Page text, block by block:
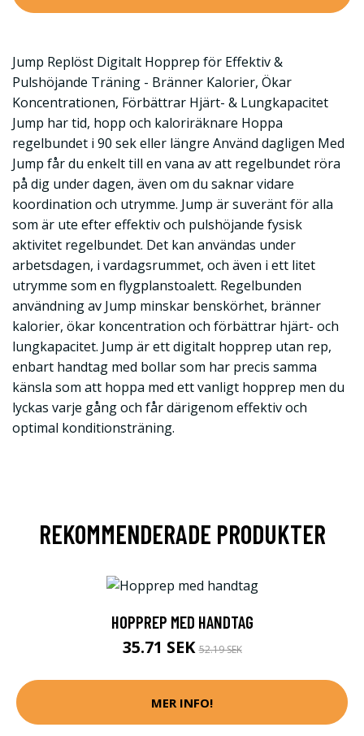
Jump Replöst Digitalt Hopprep för Effektiv &
Pulshöjande Träning - Bränner Kalorier, Ökar
Koncentrationen, Förbättrar Hjärt- & Lungkapacitet
Jump har tid, hopp och kaloriräknare Hoppa
regelbundet i 90 sek eller längre Använd dagligen Med
Jump får du enkelt till en vana av att regelbundet röra
på dig under dagen, även om du saknar vidare
koordination och utrymme. Jump är suveränt för alla
som är ute efter effektiv och pulshöjande fysisk
aktivitet regelbundet. Det kan användas under
arbetsdagen, i vardagsrummet, och även i ett litet
utrymme som en flygplanstoalett. Regelbunden
användning av Jump minskar benskörhet, bränner
kalorier, ökar koncentration och förbättrar hjärt- och
lungkapacitet. Jump är ett digitalt hopprep utan rep,
enbart handtag med bollar som har precis samma
känsla som att hoppa med ett vanligt hopprep men du
lyckas varje gång och får därigenom effektiv och
optimal konditionsträning.
REKOMMENDERADE PRODUKTER
HOPPREP MED HANDTAG
35.71 SEK52.19 SEK
MER INFO!